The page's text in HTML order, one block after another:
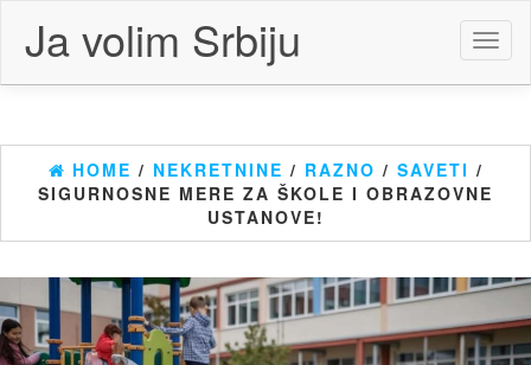
content
Ja volim Srbiju
HOME / NEKRETNINE / RAZNO / SAVETI /
SIGURNOSNE MERE ZA ŠKOLE I OBRAZOVNE
USTANOVE!